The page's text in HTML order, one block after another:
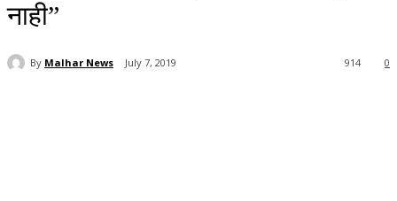
नाही”
By Malhar News July 7, 2019 0
914